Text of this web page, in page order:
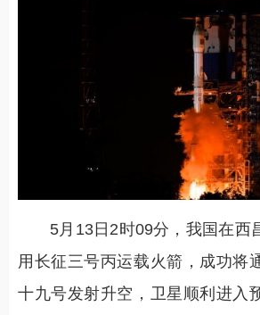
5月13日2时09分，我国在西
用长征三号丙运载火箭，成功将
十九号发射升空，卫星顺利进入